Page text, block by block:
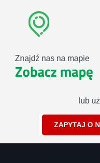
Znajdź nas na mapie
Zobacz mapę
lub
ZAPYTAJ O